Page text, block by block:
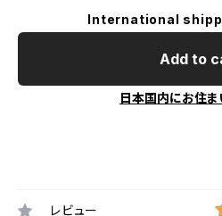
International
Add to
日本国内にお住
レビュー